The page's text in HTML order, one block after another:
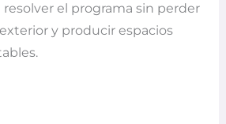
el programa sin perder
y producir espacios